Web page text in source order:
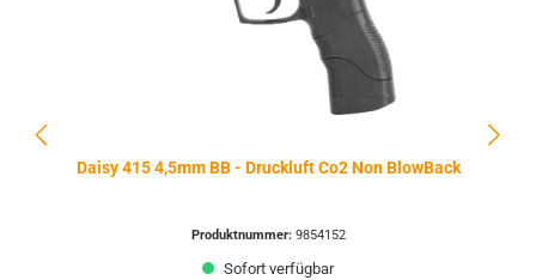
Daisy 415 4,5mm BB - Druckluft Co2 Non BlowBack
Produktnummer: 9854152
Sofort verfügbar